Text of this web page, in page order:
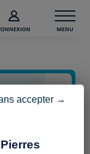
MENU
accepter →